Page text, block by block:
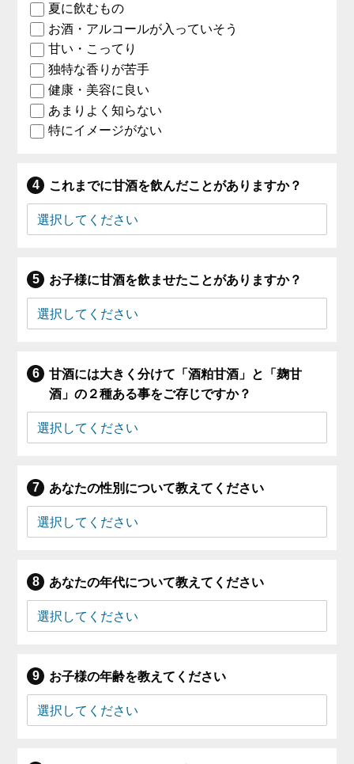
夏に飲むもの
お酒・アルコールが入っていそう
甘い・こってり
独特な香りが苦手
健康・美容に良い
あまりよく知らない
特にイメージがない
これまでに甘酒を飲んだことがありますか？
お子様に甘酒を飲ませたことがありますか？
甘酒には大きく分けて「酒粕甘酒」と「麹甘
酒」の２種ある事をご存じですか？
あなたの性別について教えてください
あなたの年代について教えてください
お子様の年齢を教えてください